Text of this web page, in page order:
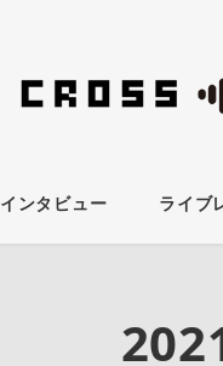
インタビュー ライブ